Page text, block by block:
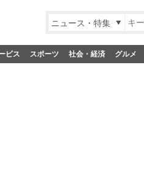
ニュース・特集
ビス スポーツ 社会・経済 グルメ